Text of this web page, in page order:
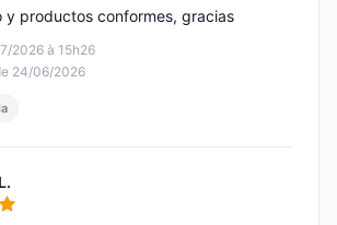
2026 à 15h26
24/06/2026
y productos conformes, gracias
5